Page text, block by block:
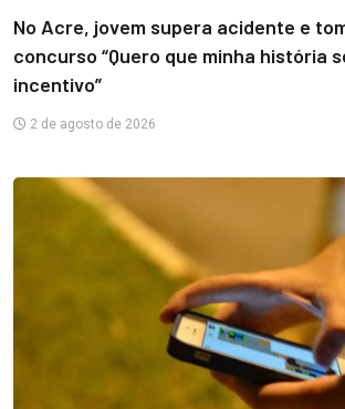
No Acre, jovem supera acidente e
concurso “Quero que minha história
incentivo”
2 de agosto de 2026